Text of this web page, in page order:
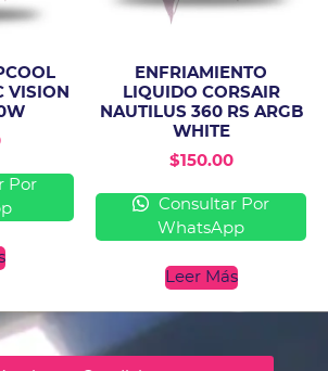
VISION
Por
ENFRIAMIENTO
LIQUIDO CORSAIR
NAUTILUS 360 RS ARGB
WHITE
$150.00
Consultar Por
WhatsApp
Leer Más